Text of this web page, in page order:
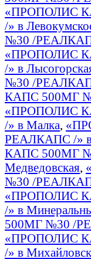
«ПРОПОЛИС
/» в
№30 /
«ПРОПОЛИС
/» в
№30 /
КАПС 500МГ
«ПРОПОЛИС
/» в Малка,
РЕАЛКАПС /» в
КАПС 500МГ
Медведовская,
№30 /
«ПРОПОЛИС
/» в
500МГ №30 /
«ПРОПОЛИС
/» в